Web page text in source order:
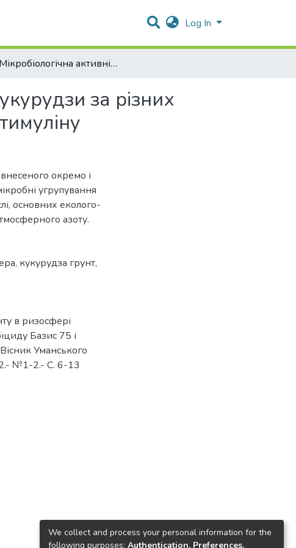
Log In
Мікробіологічна активність грунту в ризосфері кукурудзи за різних способів застосування гербіциду Базис 75 і Зеастимуліну
за різних
окремо і
угрупування
основних еколого-
азоту.
, кукурудза грунт,
в ризосфері
Базис 75 і
Уманського
№1-2.- С. 6-13
We collect and process your personal information for the
following purposes: Authentication, Preferences,